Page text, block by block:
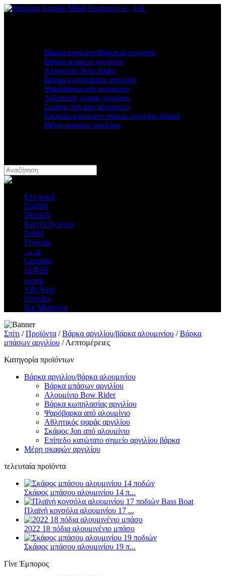
Βάρκα αργιλίου/βάρκα αλουμινίου
Βάρκα μπάσων αργιλίου
Αλουμίνιο Bow Rider
Βάρκα κωπηλασίας αργιλίου
Ψαρόβαρκα από αλουμίνιο
Αθλητικός ψαράς αργιλίου
Σκάφος Jon από αλουμίνιο
Επίπεδο κατώτατο σημείο αργιλίου βάρκα
Μέρη σκαφών αργιλίου
Ελληνικά
English
Deutsch
Kreyòl Ayisyen
Polski
Français
عربي
Latviešu
日本語
suomi
Việt Nam
Svenska
Bai Miaowen
Σπίτι /Προϊόντα /Βάρκα αργιλίου/βάρκα αλουμινίου /Βάρκα
μπάσων αργιλίου / Λεπτομέρειες
Κατηγορία προϊόντων
Βάρκα αργιλίου/βάρκα αλουμινίου
Βάρκα μπάσων αργιλίου
Αλουμίνιο Bow Rider
Βάρκα κωπηλασίας αργιλίου
Ψαρόβαρκα από αλουμίνιο
Αθλητικός ψαράς αργιλίου
Σκάφος Jon από αλουμίνιο
Επίπεδο κατώτατο σημείο αργιλίου βάρκα
Μέρη σκαφών αργιλίου
τελευταία προϊόντα
Σκάφος μπάσου αλουμινίου 14 π...
Πλαϊνή κονσόλα αλουμινίου 17 ...
2022 18 πόδια αλουμινένιο μπάσο
Σκάφος μπάσου αλουμινίου 19 π...
Γίνε Έμπορος